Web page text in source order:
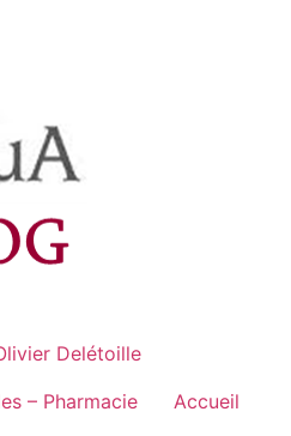
Delétoille
– Pharmacie
Accueil